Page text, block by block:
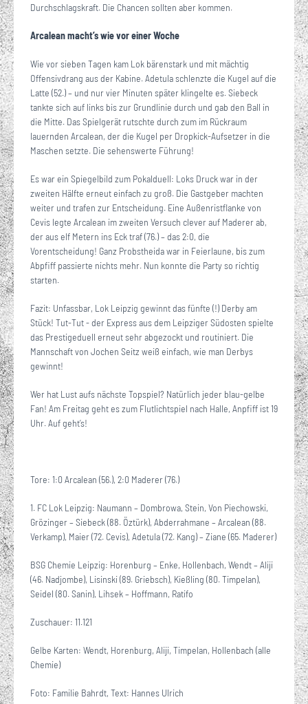
Durchschlagskraft. Die Chancen sollten aber kommen.
Arcalean macht’s wie vor einer Woche
Wie vor sieben Tagen kam Lok bärenstark und mit mächtig
Offensivdrang aus der Kabine. Adetula schlenzte die Kugel auf die
Latte (52.) – und nur vier Minuten später klingelte es. Siebeck
tankte sich auf links bis zur Grundlinie durch und gab den Ball in
die Mitte. Das Spielgerät rutschte durch zum im Rückraum
lauernden Arcalean, der die Kugel per Dropkick-Aufsetzer in die
Maschen setzte. Die sehenswerte Führung!
Es war ein Spiegelbild zum Pokalduell: Loks Druck war in der
zweiten Hälfte erneut einfach zu groß. Die Gastgeber machten
weiter und trafen zur Entscheidung. Eine Außenristflanke von
Cevis legte Arcalean im zweiten Versuch clever auf Maderer ab,
der aus elf Metern ins Eck traf (76.) – das 2:0, die
Vorentscheidung! Ganz Probstheida war in Feierlaune, bis zum
Abpfiff passierte nichts mehr. Nun konnte die Party so richtig
starten.
Fazit: Unfassbar, Lok Leipzig gewinnt das fünfte (!) Derby am
Stück! Tut-Tut - der Express aus dem Leipziger Südosten spielte
das Prestigeduell erneut sehr abgezockt und routiniert. Die
Mannschaft von Jochen Seitz weiß einfach, wie man Derbys
gewinnt!
Wer hat Lust aufs nächste Topspiel? Natürlich jeder blau-gelbe
Fan! Am Freitag geht es zum Flutlichtspiel nach Halle, Anpfiff ist 19
Uhr. Auf geht’s!
Tore: 1:0 Arcalean (56.), 2:0 Maderer (76.)
1. FC Lok Leipzig: Naumann – Dombrowa, Stein, Von Piechowski,
Grözinger – Siebeck (88. Öztürk), Abderrahmane – Arcalean (88.
Verkamp), Maier (72. Cevis), Adetula (72. Kang) – Ziane (65. Maderer)
BSG Chemie Leipzig: Horenburg – Enke, Hollenbach, Wendt – Aliji
(46. Nadjombe), Lisinski (89. Griebsch), Kießling (80. Timpelan),
Seidel (80. Sanin), Lihsek – Hoffmann, Ratifo
Zuschauer: 11.121
Gelbe Karten: Wendt, Horenburg, Aliji, Timpelan, Hollenbach (alle
Chemie)
Foto: Familie Bahrdt, Text: Hannes Ulrich